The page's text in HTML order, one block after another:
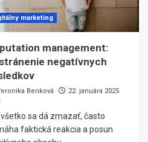
marketing
management:
negatívnych
Benková
22. januára 2025
všetko sa dá zmazať, často
faktická reakcia a posun